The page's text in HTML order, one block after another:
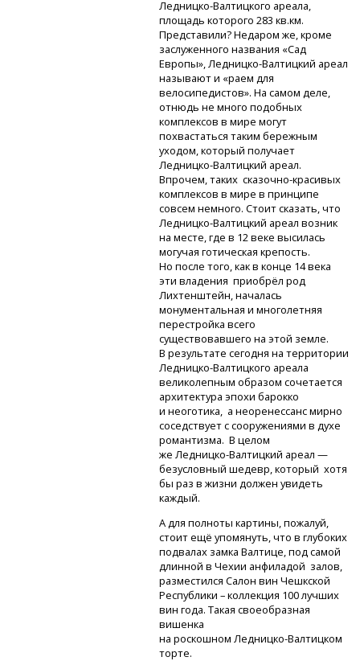
Ледницко-Валтицкого ареала,
площадь которого 283 кв.км.
Представили? Недаром же, кроме
заслуженного названия «Сад
Европы»,Ледницко-Валтицкий ареал
называют и «раем для
велосипедистов». На самом деле,
отнюдь не много подобных
комплексов в мире могут
похвастаться таким бережным
уходом, который получает
Ледницко-Валтицкий ареал.
Впрочем, такихсказочно-красивых
комплексов в мире в принципе
совсем немного. Стоит сказать, что
Ледницко-Валтицкий ареал возник
на месте, где в 12 веке высилась
могучая готическая крепость.
Но после того, как в конце 14 века
эти владения приобрёл род
Лихтенштейн, началась
монументальная и многолетняя
перестройка всего
существовавшего на этой земле.
В результате сегодня на территории
Ледницко-Валтицкого ареала
великолепным образом сочетается
архитектура эпохи барокко
и неоготика, а неоренессанс мирно
соседствует с сооружениями в духе
романтизма. В целом
же Ледницко-Валтицкий ареал —
безусловный шедевр, который хотя
бы раз в жизни должен увидеть
каждый.
А для полноты картины, пожалуй,
стоит ещё упомянуть, что в глубоких
подвалах замка Валтице, под самой
длинной в Чехии анфиладой залов,
разместился Салон вин Чешкской
Республики – коллекция 100 лучших
вин года. Такая своеобразная
вишенка
на роскошном Ледницко-Валтицком
торте.